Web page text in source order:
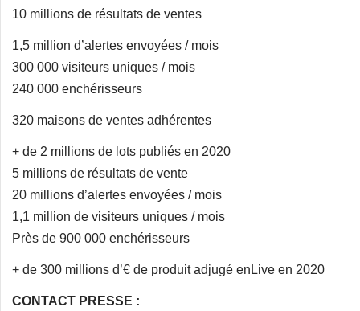
10 millions de résultats de ventes
1,5 million d’alertes envoyées / mois
300 000 visiteurs uniques / mois
240 000 enchérisseurs
320 maisons de ventes adhérentes
+ de 2 millions de lots publiés en 2020
5 millions de résultats de vente
20 millions d’alertes envoyées / mois
1,1 million de visiteurs uniques / mois
Près de 900 000 enchérisseurs
+ de 300 millions d’€ de produit adjugé enLive en 2020
CONTACT PRESSE :